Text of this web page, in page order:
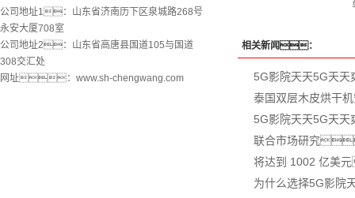
公司地址1：山东省济南历下区泉城路268号
永安大厦708室
公司地址2：山东省高唐县国道105与国道
308交汇处
网址：www.sh-chengwang.com
相关新闻：
5G影院天天5G天天
泰国双层木皮烘干
5G影院天天5G天
联合市场研究
将达到 1002 亿美
为什么选择5G影院